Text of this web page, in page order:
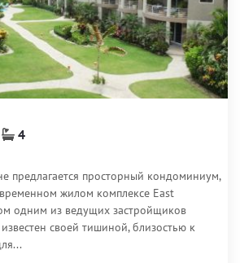
4
предлагается просторный кондоминиум,
жилом комплексе East
одним из ведущих застройщиков
своей тишиной, близостью к